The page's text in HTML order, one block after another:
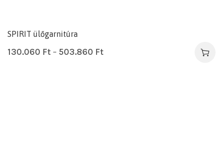
SPIRIT ülőgarnitúra
130.060 Ft – 503.860 Ft